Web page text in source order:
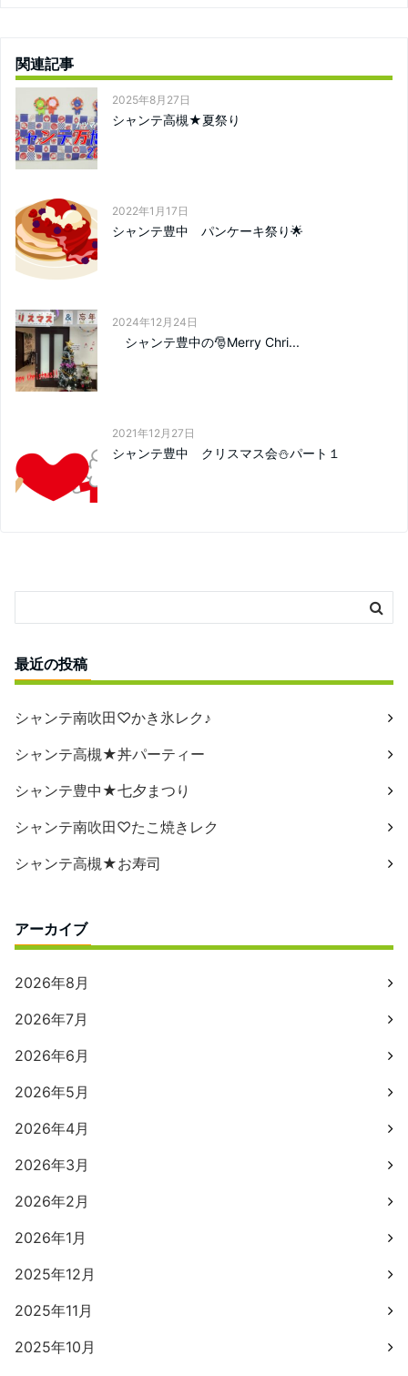
関連記事
2025年8月27日
シャンテ高槻★夏祭り
2022年1月17日
シャンテ豊中 パンケーキ祭り🌟
2024年12月24日
シャンテ豊中の🎅Merry Chri...
2021年12月27日
シャンテ豊中 クリスマス会⛄パート１
最近の投稿
シャンテ南吹田♡かき氷レク♪
シャンテ高槻★丼パーティー
シャンテ豊中★七夕まつり
シャンテ南吹田♡たこ焼きレク
シャンテ高槻★お寿司
アーカイブ
2026年8月
2026年7月
2026年6月
2026年5月
2026年4月
2026年3月
2026年2月
2026年1月
2025年12月
2025年11月
2025年10月